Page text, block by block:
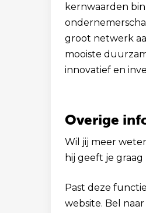
kernwaarden
groot netwerk
mooiste
innovatief en
Overige
Wil jij meer
hij geeft je
Past deze
website. Bel